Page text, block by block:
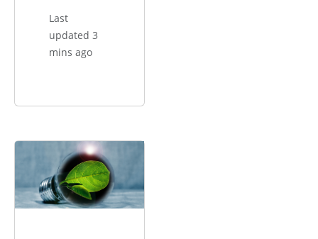
Last
updated 3
mins ago